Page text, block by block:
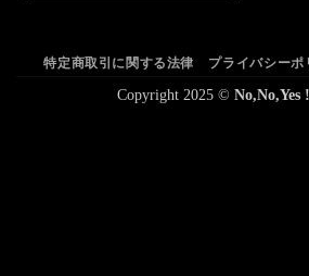
特定商取引に関する法律 プライバシーポ
Copyright 2025 ©